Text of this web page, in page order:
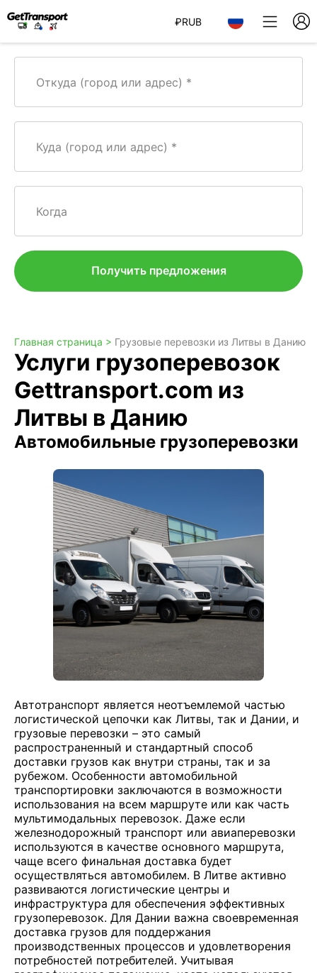
₽RUB
Откуда (город или адрес)
Куда (город или адрес)
Когда
Получить предложения
Главная страница > Грузовые перевозки из Литвы в Данию
Услуги грузоперевозок
Gettransport.com из
Литвы в Данию
Автомобильные грузоперевозки
Автотранспорт является неотъемлемой частью
логистической цепочки как Литвы, так и Дании, и
грузовые перевозки – это самый
распространенный и стандартный способ
доставки грузов как внутри страны, так и за
рубежом. Особенности автомобильной
транспортировки заключаются в возможности
использования на всем маршруте или как часть
мультимодальных перевозок. Даже если
железнодорожный транспорт или авиаперевозки
используются в качестве основного маршрута,
чаще всего финальная доставка будет
осуществляться автомобилем. В Литве активно
развиваются логистические центры и
инфраструктура для обеспечения эффективных
грузоперевозок. Для Дании важна своевременная
доставка грузов для поддержания
производственных процессов и удовлетворения
потребностей потребителей. Учитывая